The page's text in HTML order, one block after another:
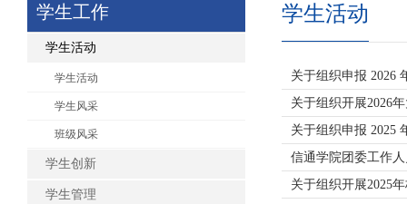
学生工作
学生活动
学生活动
学生风采
班级风采
学生创新
学生管理
学生活动
关于组织申报 2026
关于组织开展2026
关于组织申报 2025
信通学院团委工作
关于组织开展2025